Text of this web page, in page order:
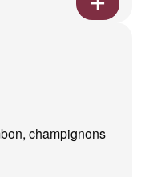
champignons